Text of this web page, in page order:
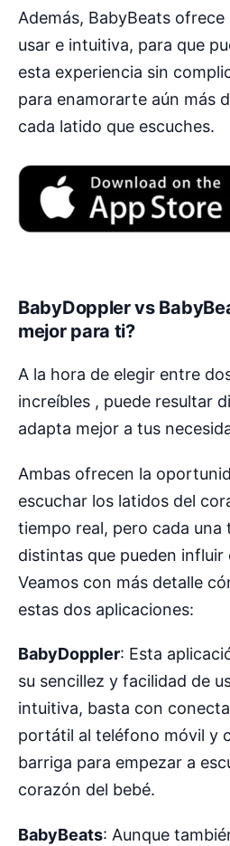
Además, BabyBeats
usar e intuitiva, para que
esta experiencia sin
para enamorarte aún más
cada latido que escuches.
BabyDoppler vs
mejor para ti?
A la hora de elegir entre
increíbles , puede resultar
adapta mejor a tus
Ambas ofrecen la
escuchar los latidos del
tiempo real, pero cada
distintas que pueden influir
Veamos con más detalle
estas dos aplicaciones:
BabyDoppler: Esta
su sencillez y facilidad de
intuitiva, basta con
portátil al teléfono móvil y
barriga para empezar a
corazón del bebé.
BabyBeats: Aunque